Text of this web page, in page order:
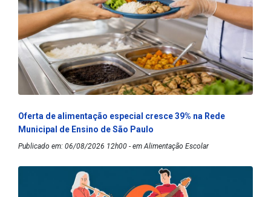
Oferta de alimentação especial cresce 39% na Rede
Municipal de Ensino de São Paulo
Publicado em: 06/08/2026 12h00 - em Alimentação Escolar